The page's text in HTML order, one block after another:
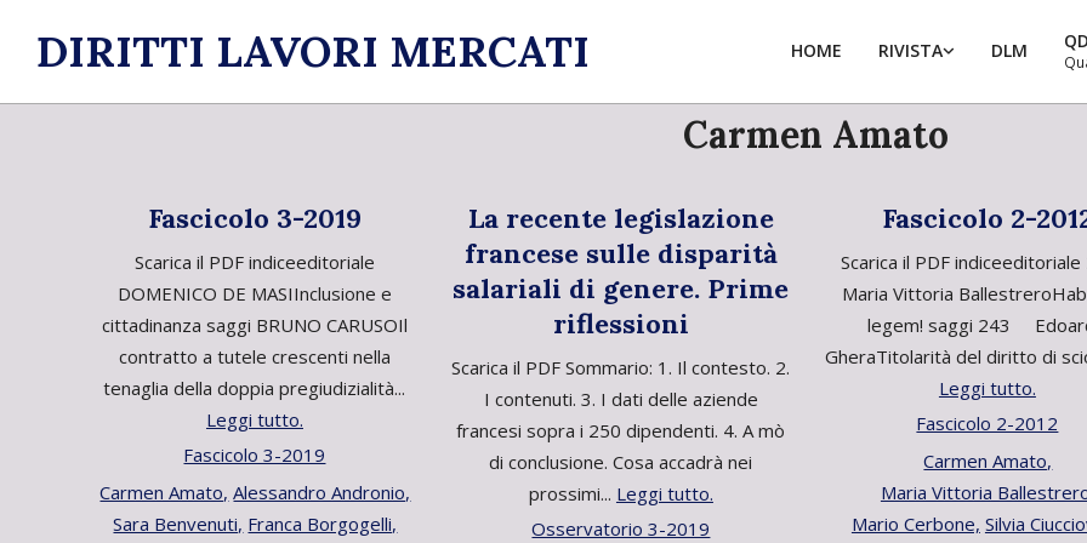
DIRITTI LAVORI MERCATI HOME RIVISTA DLM
Carmen Amato
Fascicolo 3-2019
Scarica il PDF indiceeditoriale
DOMENICO DE MASIInclusione e
cittadinanza saggi BRUNO CARUSOIl
contratto a tutele crescenti nella
tenaglia della doppia pregiudizialità...
Leggi tutto.
Fascicolo 3-2019
Carmen Amato, Alessandro Andronio,
Sara Benvenuti, Franca Borgogelli,
La recente legislazione
francese sulle disparità
salariali di genere. Prime
riflessioni
Scarica il PDF Sommario: 1. Il contesto. 2.
I contenuti. 3. I dati delle aziende
francesi sopra i 250 dipendenti. 4. A mò
di conclusione. Cosa accadrà nei
prossimi... Leggi tutto.
Osservatorio 3-2019
Fascicolo 2-
Scarica il PDF
Maria Vittoria
legem! saggi 243
GheraTitolarità del diritto di
Leggi tutto.
Fascicolo 2-2012
Carmen Amato,
Maria Vittoria
Mario Cerbone, Silvia